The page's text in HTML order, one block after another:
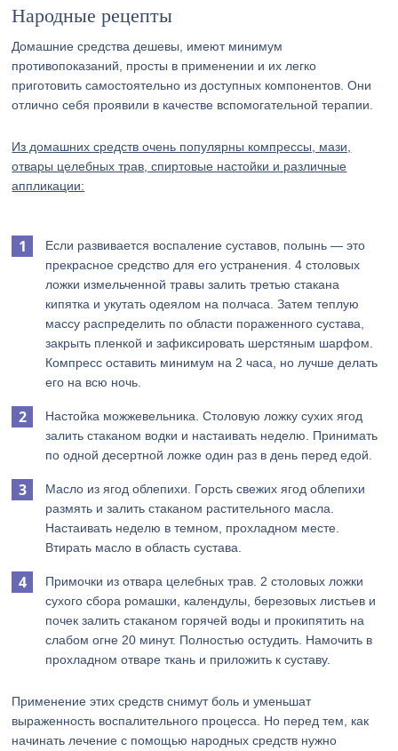
Народные рецепты
Домашние средства дешевы, имеют минимум
противопоказаний, просты в применении и их легко
приготовить самостоятельно из доступных компонентов. Они
отлично себя проявили в качестве вспомогательной терапии.
Из домашних средств очень популярны компрессы, мази,
отвары целебных трав, спиртовые настойки и различные
аппликации:
Если развивается воспаление суставов, полынь — это
прекрасное средство для его устранения. 4 столовых
ложки измельченной травы залить третью стакана
кипятка и укутать одеялом на полчаса. Затем теплую
массу распределить по области пораженного сустава,
закрыть пленкой и зафиксировать шерстяным шарфом.
Компресс оставить минимум на 2 часа, но лучше делать
его на всю ночь.
Настойка можжевельника. Столовую ложку сухих ягод
залить стаканом водки и настаивать неделю. Принимать
по одной десертной ложке один раз в день перед едой.
Масло из ягод облепихи. Горсть свежих ягод облепихи
размять и залить стаканом растительного масла.
Настаивать неделю в темном, прохладном месте.
Втирать масло в область сустава.
Примочки из отвара целебных трав. 2 столовых ложки
сухого сбора ромашки, календулы, березовых листьев и
почек залить стаканом горячей воды и прокипятить на
слабом огне 20 минут. Полностью остудить. Намочить в
прохладном отваре ткань и приложить к суставу.
Применение этих средств снимут боль и уменьшат
выраженность воспалительного процесса. Но перед тем, как
начинать лечение с помощью народных средств нужно